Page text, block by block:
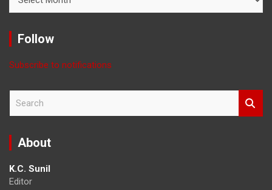
News
Month
Follow
Subscribe to notifications
r
About
K.C. Sunil
Editor